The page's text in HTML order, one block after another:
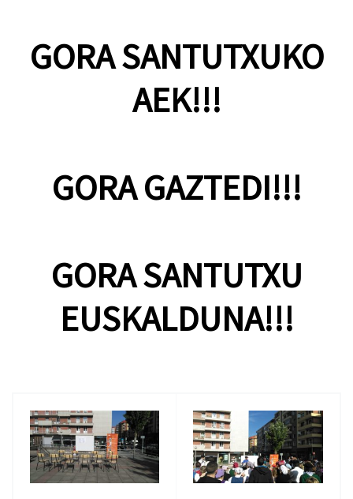
GORA SANTUTXUKO
AEK!!!
GORA GAZTEDI!!!
GORA SANTUTXU
EUSKALDUNA!!!